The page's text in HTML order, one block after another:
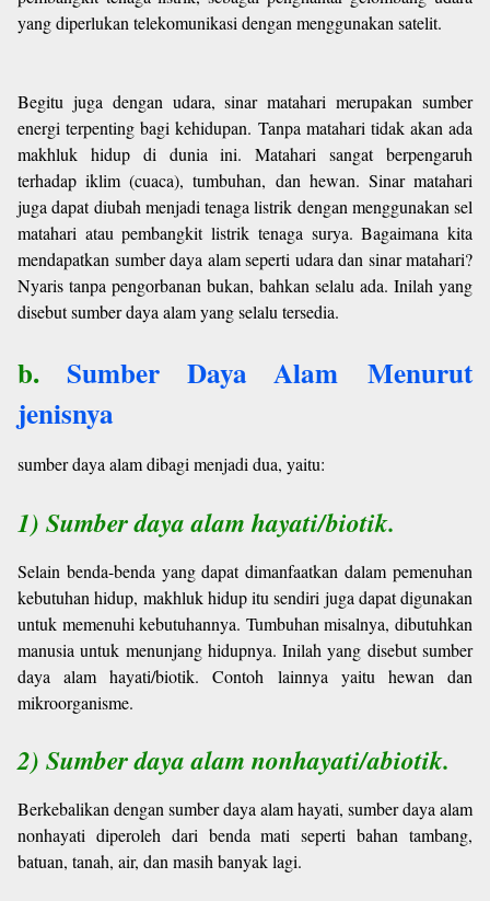
yang diperlukan telekomunikasi dengan menggunakan satelit.
Begitu juga dengan udara, sinar matahari merupakan sumber
energi terpenting bagi kehidupan. Tanpa matahari tidak akan ada
makhluk hidup di dunia ini. Matahari sangat berpengaruh
terhadap iklim (cuaca), tumbuhan, dan hewan. Sinar matahari
juga dapat diubah menjadi tenaga listrik dengan menggunakan sel
matahari atau pembangkit listrik tenaga surya. Bagaimana kita
mendapatkan sumber daya alam seperti udara dan sinar matahari?
Nyaris tanpa pengorbanan bukan, bahkan selalu ada. Inilah yang
disebut sumber daya alam yang selalu tersedia.
b. Sumber Daya Alam Menurut
jenisnya
sumber daya alam dibagi menjadi dua, yaitu:
1) Sumber daya alam hayati/biotik.
Selain benda-benda yang dapat dimanfaatkan dalam pemenuhan
kebutuhan hidup, makhluk hidup itu sendiri juga dapat digunakan
untuk memenuhi kebutuhannya. Tumbuhan misalnya, dibutuhkan
manusia untuk menunjang hidupnya. Inilah yang disebut sumber
daya alam hayati/biotik. Contoh lainnya yaitu hewan dan
mikroorganisme.
2) Sumber daya alam nonhayati/abiotik.
Berkebalikan dengan sumber daya alam hayati, sumber daya alam
nonhayati diperoleh dari benda mati seperti bahan tambang,
batuan, tanah, air, dan masih banyak lagi.